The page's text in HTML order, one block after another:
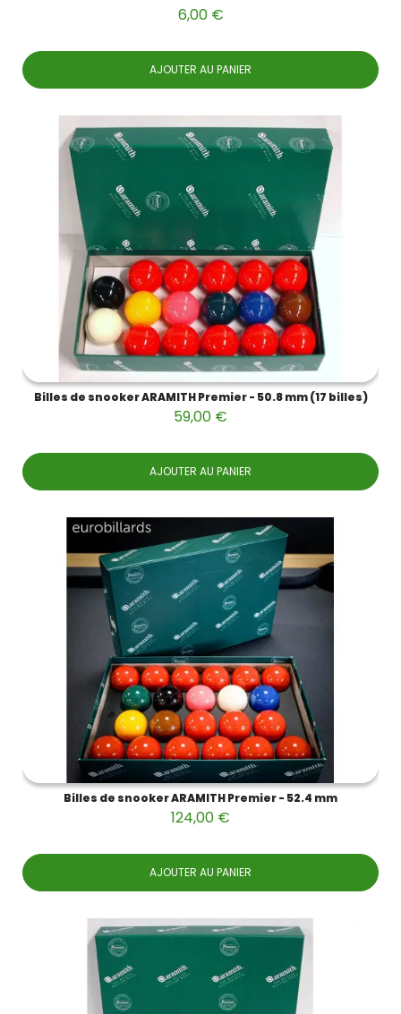
6,00 €
AJOUTER AU PANIER
Billes de snooker ARAMITH Premier - 50.8 mm (17 billes)
59,00 €
AJOUTER AU PANIER
Billes de snooker ARAMITH Premier - 52.4 mm
124,00 €
AJOUTER AU PANIER